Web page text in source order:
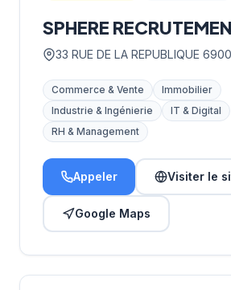
SPHERE
33 RUE DE LA REPUBLIQUE
Commerce & Vente
Immobilier
Industrie & Ingénierie
IT & Digital
RH & Management
Appeler Visiter le
Google Maps